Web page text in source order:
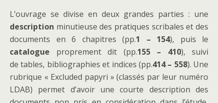
L’ouvrage se divise en deux grandes parties : une
description minutieuse des pratiques scribales et des
documents en 6 chapitres (pp.1 – 154), puis le
catalogue proprement dit (pp.155 – 410), suivi
de tables, bibliographies et indices (pp.414 – 558). Une
rubrique « Excluded papyri » (classés par leur numéro
LDAB) permet d’avoir une courte description des